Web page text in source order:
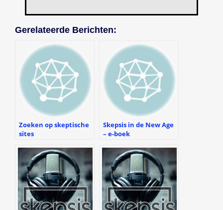
Gerelateerde Berichten:
Zoeken op skeptische
sites
Skepsis in de New Age
– e-boek